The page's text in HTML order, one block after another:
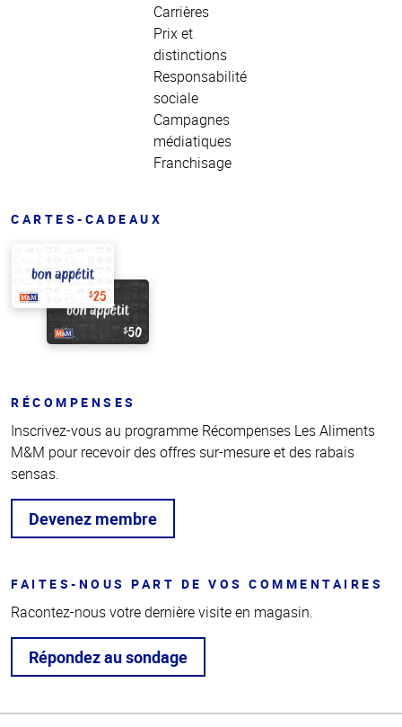
Carrières
Prix et
distinctions
Responsabilité
sociale
Campagnes
médiatiques
Franchisage
CARTES-CADEAUX
RÉCOMPENSES
Inscrivez-vous au programme Récompenses Les Aliments
M&M pour recevoir des offres sur-mesure et des rabais
sensas.
Devenez membre
FAITES-NOUS PART DE VOS COMMENTAIRES
Racontez-nous votre dernière visite en magasin.
Répondez au sondage